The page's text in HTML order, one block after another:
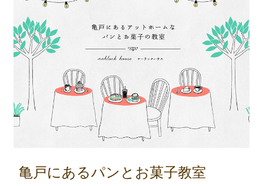
亀戸にあるパンとお菓子教室